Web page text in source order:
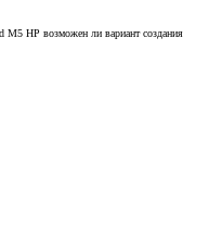
M5 HP возможен ли вариант создания